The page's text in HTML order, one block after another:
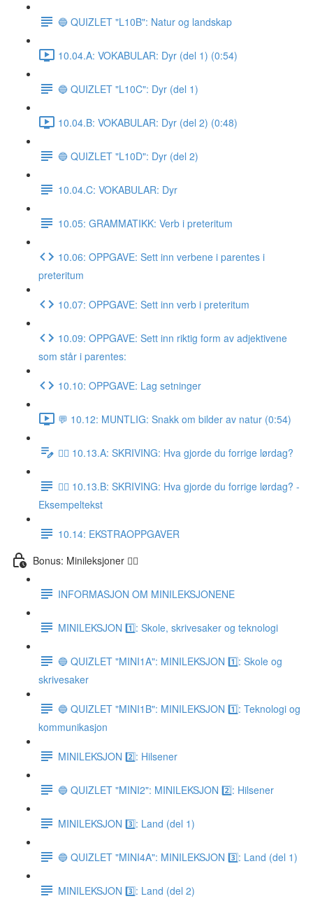
🔵 QUIZLET "L10B": Natur og landskap
10.04.A: VOKABULAR: Dyr (del 1) (0:54)
🔵 QUIZLET "L10C": Dyr (del 1)
10.04.B: VOKABULAR: Dyr (del 2) (0:48)
🔵 QUIZLET "L10D": Dyr (del 2)
10.04.C: VOKABULAR: Dyr
10.05: GRAMMATIKK: Verb i preteritum
10.06: OPPGAVE: Sett inn verbene i parentes i
preteritum
10.07: OPPGAVE: Sett inn verb i preteritum
10.09: OPPGAVE: Sett inn riktig form av adjektivene
som står i parentes:
10.10: OPPGAVE: Lag setninger
💬 10.12: MUNTLIG: Snakk om bilder av natur (0:54)
✍🏼 10.13.A: SKRIVING: Hva gjorde du forrige lørdag?
✍🏼 10.13.B: SKRIVING: Hva gjorde du forrige lørdag? -
Eksempeltekst
10.14: EKSTRAOPPGAVER
Bonus: Minileksjoner 👌🏻
INFORMASJON OM MINILEKSJONENE
MINILEKSJON 1️⃣: Skole, skrivesaker og teknologi
🔵 QUIZLET "MINI1A": MINILEKSJON 1️⃣: Skole og
skrivesaker
🔵 QUIZLET "MINI1B": MINILEKSJON 1️⃣: Teknologi og
kommunikasjon
MINILEKSJON 2️⃣: Hilsener
🔵 QUIZLET "MINI2": MINILEKSJON 2️⃣: Hilsener
MINILEKSJON 3️⃣: Land (del 1)
🔵 QUIZLET "MINI4A": MINILEKSJON 3️⃣: Land (del 1)
MINILEKSJON 3️⃣: Land (del 2)